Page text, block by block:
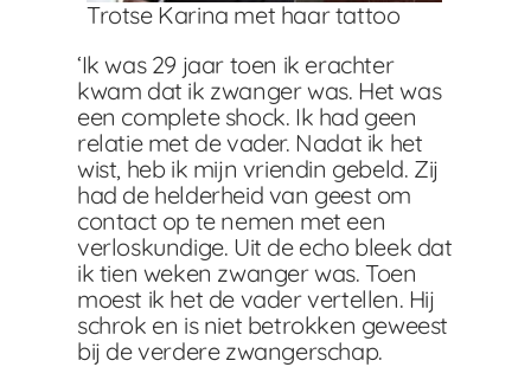
Trotse Karina met haar tattoo
‘Ik was 29 jaar toen ik erachter
kwam dat ik zwanger was. Het was
een complete shock. Ik had geen
relatie met de vader. Nadat ik het
wist, heb ik mijn vriendin gebeld. Zij
had de helderheid van geest om
contact op te nemen met een
verloskundige. Uit de echo bleek dat
ik tien weken zwanger was. Toen
moest ik het de vader vertellen. Hij
schrok en is niet betrokken geweest
bij de verdere zwangerschap.